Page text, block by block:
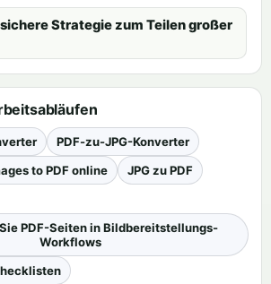
Strategie zum Teilen großer
PDF-zu-JPG-Konverter
to PDF online
JPG zu PDF
PDF-Seiten in Bildbereitstellungs-
Workflows